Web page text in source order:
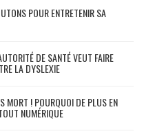
POUR ENTRETENIR SA
DE SANTÉ VEUT FAIRE
LA DYSLEXIE
MORT ! POURQUOI DE PLUS EN
NUMÉRIQUE